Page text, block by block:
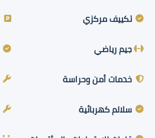
تكييف مركزي
جيم رياضي
خدمات أمن وحراسة
سلالم كهربائية